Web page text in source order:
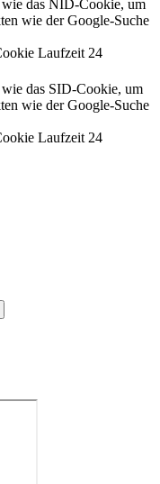
das NID-Cookie, um
wie der Google-Suche
Laufzeit 24
das SID-Cookie, um
wie der Google-Suche
Laufzeit 24